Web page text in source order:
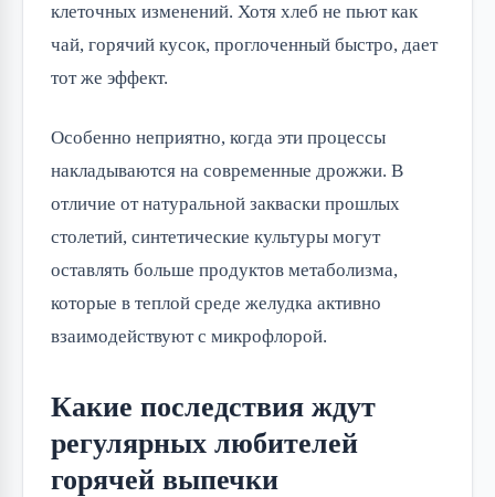
клеточных изменений. Хотя хлеб не пьют как
чай, горячий кусок, проглоченный быстро, дает
тот же эффект.
Особенно неприятно, когда эти процессы
накладываются на современные дрожжи. В
отличие от натуральной закваски прошлых
столетий, синтетические культуры могут
оставлять больше продуктов метаболизма,
которые в теплой среде желудка активно
взаимодействуют с микрофлорой.
Какие последствия ждут
регулярных любителей
горячей выпечки